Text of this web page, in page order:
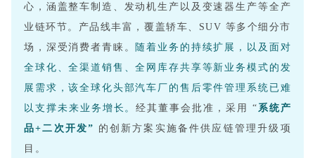
心，涵盖整车制造、发动机生产以及变速器生产等全产
业链环节。产品线丰富，覆盖轿车、SUV 等多个细分市
场，深受消费者青睐。 随着业务的持续扩展，以及面对
全球化、全渠道销售、全网库存共享等新业务模式的发
展需求，该全球化头部汽车厂的 售后零件管理系统已难
以支撑未来业务增长。经其董事会批准，采用 “ 系统产
品+二次开发” 的创新方案实施备件供应链管理升级项
目。